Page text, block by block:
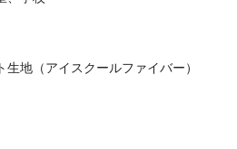
地（アイスクールファイバー）